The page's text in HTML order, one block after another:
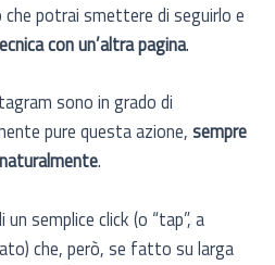
potrai smettere di seguirlo e
con un’altra pagina.
sono in grado di
pure questa azione,sempre
.
semplice click (o “tap”, a
che, però, se fatto su larga